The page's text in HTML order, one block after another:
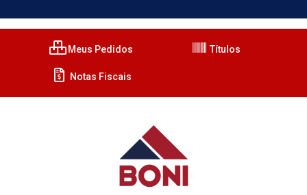
Meus Pedidos Títulos
Notas Fiscais